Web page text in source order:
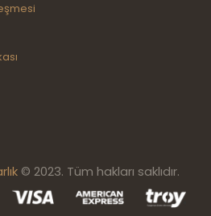
© 2023. Tüm hakları saklıdır.